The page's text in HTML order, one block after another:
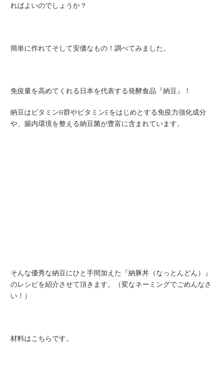
ればよいのでしょうか？
簡単に作れてそして安価なもの！調べてみました。
免疫量を高めてくれる日本を代表する発酵食品『納豆』！
納豆はビタミンB群やビタミンEをはじめとする免疫力強化成分
や、腸内環境を整える納豆菌が豊富に含まれています。
そんな優秀な納豆にひと手間加えた『納豚丼（なっとんどん）』
のレシピを紹介させて頂きます。（変なネーミングでごめんなさ
い！）
材料はこちらです。